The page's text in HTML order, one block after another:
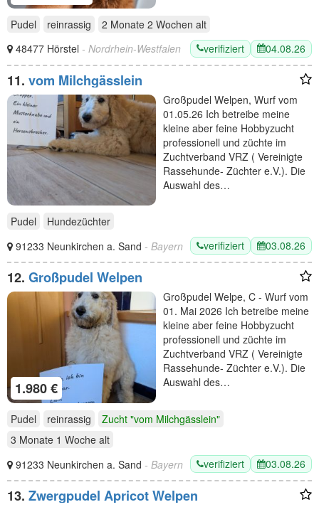
Pudel reinrassig 2 Monate 2 Wochen alt
48477 Hörstel - Nordrhein-Westfalen verifiziert 04.08.26
11. vom Milchgässlein
Großpudel Welpen, Wurf vom
01.05.26 Ich betreibe meine
kleine aber feine Hobbyzucht
professionell und züchte im
Zuchtverband VRZ ( Vereinigte
Rassehunde- Züchter e.V.). Die
Auswahl des…
Pudel
Hundezüchter
91233 Neunkirchen a. Sand - Bayern verifiziert 03.08.26
12. Großpudel Welpen
1.980 €
Großpudel Welpe, C - Wurf vom
01. Mai 2026 Ich betreibe meine
kleine aber feine Hobbyzucht
professionell und züchte im
Zuchtverband VRZ ( Vereinigte
Rassehunde- Züchter e.V.). Die
Auswahl des…
Pudel reinrassig
Zucht "vom Milchgässlein"
3 Monate 1 Woche alt
91233 Neunkirchen a. Sand - Bayern verifiziert 03.08.26
13. Zwergpudel Apricot Welpen